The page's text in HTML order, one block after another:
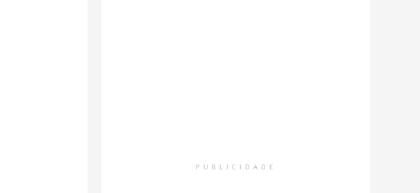
PUBLICIDADE